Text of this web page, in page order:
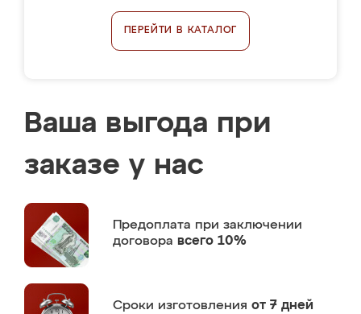
ПЕРЕЙТИ В КАТАЛОГ
Ваша выгода при
заказе у нас
Предоплата при заключении
договора всего 10%
Сроки изготовления от 7 дней